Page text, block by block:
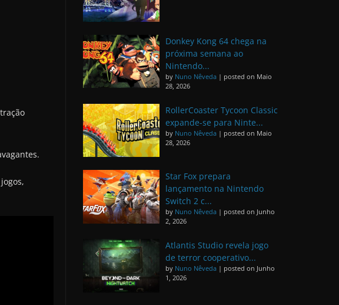
Donkey Kong 64 chega na
próxima semana ao
Nintendo...
by Nuno Nêveda | posted on Maio
28, 2026
RollerCoaster Tycoon Classic
expande-se para Ninte...
by Nuno Nêveda | posted on Maio
28, 2026
Star Fox prepara
lançamento na Nintendo
Switch 2 c...
by Nuno Nêveda | posted on Junho
2, 2026
Atlantis Studio revela jogo
de terror cooperativo...
by Nuno Nêveda | posted on Junho
1, 2026